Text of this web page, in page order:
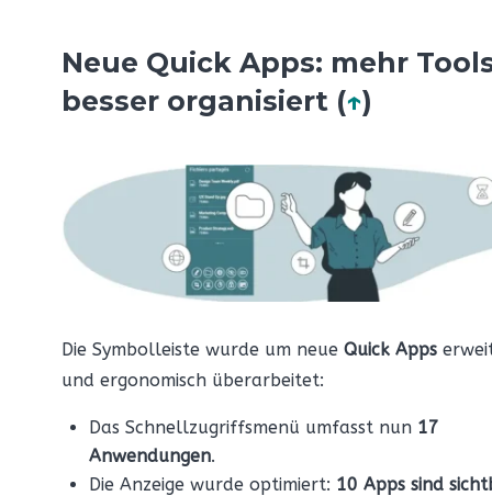
Neue Quick Apps: mehr
besser organisiert (↑)
Die Symbolleiste wurde um neue Quick Apps
und ergonomisch überarbeitet:
Das Schnellzugriffsmenü umfasst nun 17
Anwendungen.
Die Anzeige wurde optimiert: 10 Apps sind